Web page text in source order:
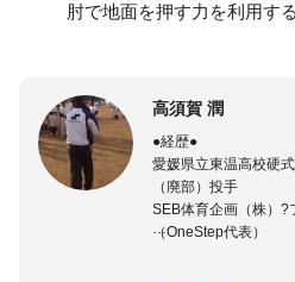
肘で地面を押す力を利用す
高須賀 潤
●経歴●
愛媛県立東温高校硬
（廃部）投手
SEB体育企画（株）?
（OneStep代表）